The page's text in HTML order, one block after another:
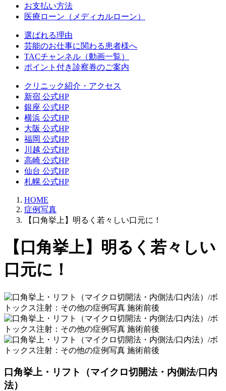
お支払い方法
医療ローン（メディカルローン）
選ばれる理由
芸能のお仕事に関わる患者様へ
TACチャンネル（動画一覧）
ポイント付き診察券のご案内
クリニック紹介・アクセス
新宿 公式HP
銀座 公式HP
横浜 公式HP
大阪 公式HP
福岡 公式HP
川越 公式HP
高崎 公式HP
仙台 公式HP
札幌 公式HP
HOME
症例写真
【口角挙上】明るく若々しい口元に！
【口角挙上】明るく若々しい
口元に！
口角挙上・リフト（マイクロ切開法・内側法/口内
法）